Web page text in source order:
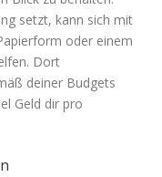
setzt, kann sich mit
oder einem
Dort
deiner Budgets
Geld dir pro